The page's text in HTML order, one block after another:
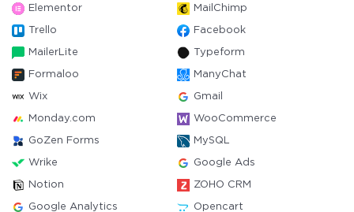
Elementor MailChimp
Trello Facebook
MailerLite Typeform
Formaloo ManyChat
Wix Gmail
Monday.com WooCommerce
GoZen Forms MySQL
Wrike Google Ads
Notion ZOHO CRM
Google Analytics Opencart